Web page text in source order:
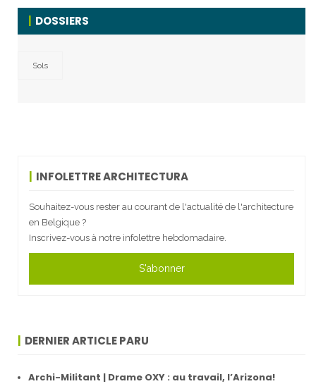
DOSSIERS
Sols
INFOLETTRE ARCHITECTURA
Souhaitez-vous rester au courant de l'actualité de l'architecture
en Belgique ?
Inscrivez-vous à notre infolettre hebdomadaire.
S'abonner
DERNIER ARTICLE PARU
Archi-Militant | Drame OXY : au travail, l’Arizona!